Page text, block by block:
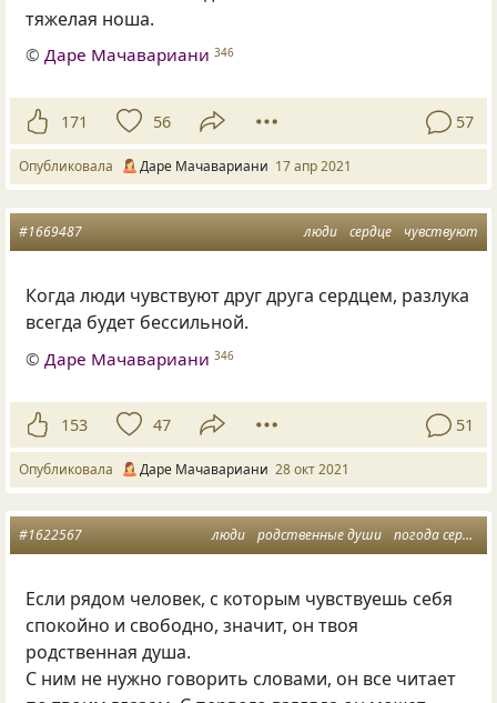
тяжелая ноша.
©Даре Мачавариани 346
171 56 57
Опубликовала Даре Мачавариани 17 апр 2021
люди сердце чувствуют
#1669487
Когда люди чувствуют друг друга сердцем, разлука
всегда будет бессильной.
© Даре Мачавариани 346
153 47 51
Опубликовала Даре Мачавариани 28 окт 2021
люди родственные души погода сердца
#1622567
Если рядом человек, с которым чувствуешь себя
спокойно и свободно, значит, он твоя
родственная душа.
С ним не нужно говорить словами, он все читает